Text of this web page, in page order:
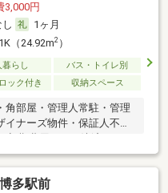
3,000円
し
1ヶ月
（24.92m2）
暮らし
バス・トイレ別
ック付き 収納スペース
角部屋・管理人常駐・管理
ナーズ物件・保証人不要
多駅前